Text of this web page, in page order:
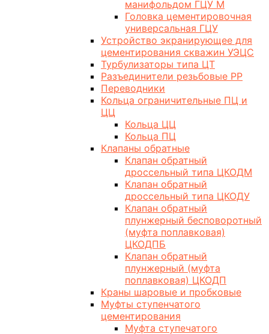
манифольдом ГЦУ М
Головка цементировочная
универсальная ГЦУ
Устройство экранирующее для
цементирования скважин УЭЦС
Турбулизаторы типа ЦТ
Разъединители резьбовые РР
Переводники
Кольца ограничительные ПЦ и
ЦЦ
Кольца ЦЦ
Кольца ПЦ
Клапаны обратные
Клапан обратный
дроссельный типа ЦКОДМ
Клапан обратный
дроссельный типа ЦКОДУ
Клапан обратный
плунжерный бесповоротный
(муфта поплавковая)
ЦКОДПБ
Клапан обратный
плунжерный (муфта
поплавковая) ЦКОДП
Краны шаровые и пробковые
Муфты ступенчатого
цементирования
Муфта ступечатого